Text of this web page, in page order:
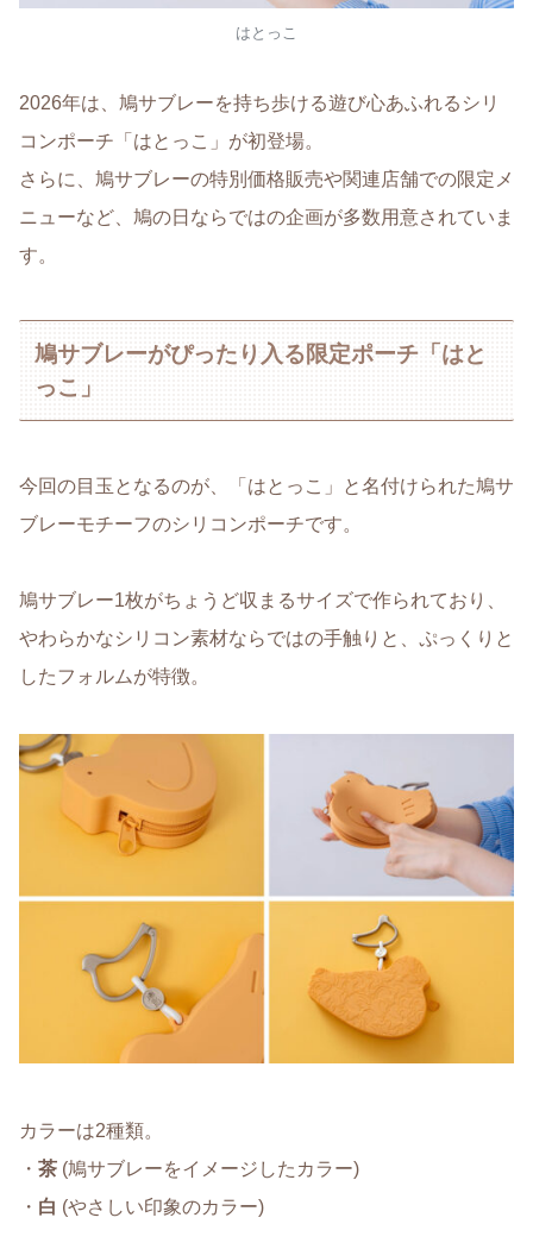
はとっこ
2026年は、鳩サブレーを持ち歩ける遊び心あふれるシリ
コンポーチ「はとっこ」が初登場。
さらに、鳩サブレーの特別価格販売や関連店舗での限定メ
ニューなど、鳩の日ならではの企画が多数用意されていま
す。
鳩サブレーがぴったり入る限定ポーチ「はと
っこ」
今回の目玉となるのが、「はとっこ」と名付けられた鳩サ
ブレーモチーフのシリコンポーチです。
鳩サブレー1枚がちょうど収まるサイズで作られており、
やわらかなシリコン素材ならではの手触りと、ぷっくりと
したフォルムが特徴。
カラーは2種類。
・ 茶 (鳩サブレーをイメージしたカラー)
・ 白 (やさしい印象のカラー)